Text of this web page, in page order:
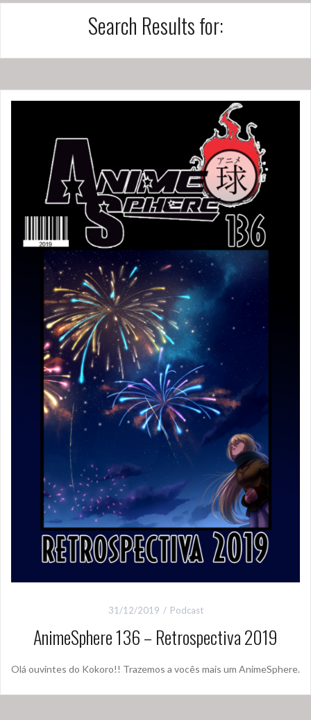
Search Results for:
31/12/2019 Podcast
AnimeSphere 136 – Retrospectiva 2019
Olá ouvintes do Kokoro!! Trazemos a vocês mais um AnimeSphere.